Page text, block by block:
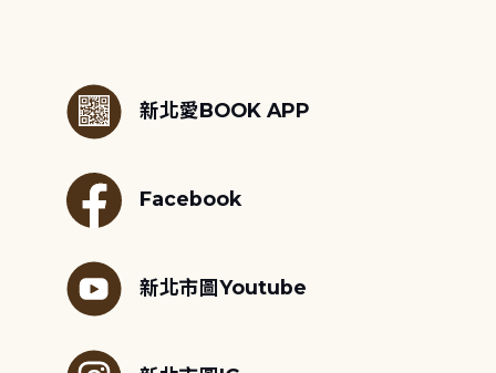
新北愛BOOK APP
Facebook
新北市圖Youtube